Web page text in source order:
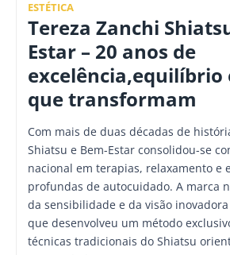
ESTÉTICA
Tereza Zanchi
Estar – 20 anos de
excelência,equilíbrio
que transformam
Com mais de duas décadas de
Shiatsu e Bem-Estar consolidou-se
nacional em terapias, relaxamento e
profundas de autocuidado. A marca
da sensibilidade e da visão
que desenvolveu um método
técnicas tradicionais do Shiatsu